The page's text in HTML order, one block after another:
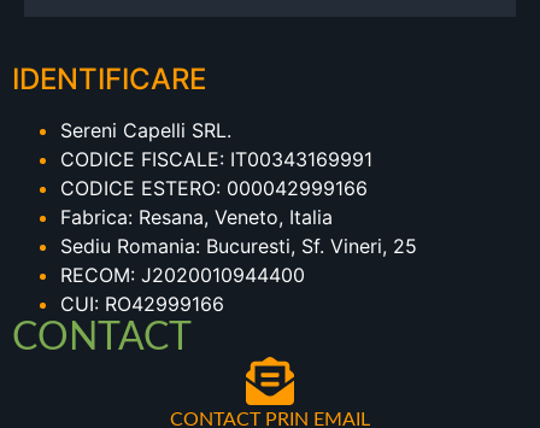
IDENTIFICARE
Sereni Capelli SRL.
CODICE FISCALE: IT00343169991
CODICE ESTERO: 000042999166
Fabrica: Resana, Veneto, Italia
Sediu Romania: Bucuresti, Sf. Vineri, 25
RECOM: J2020010944400
CUI: RO42999166
CONTACT
CONTACT PRIN EMAIL